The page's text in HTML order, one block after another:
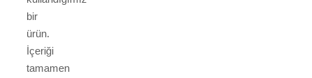
bir
ürün.
İçeriği
tamamen